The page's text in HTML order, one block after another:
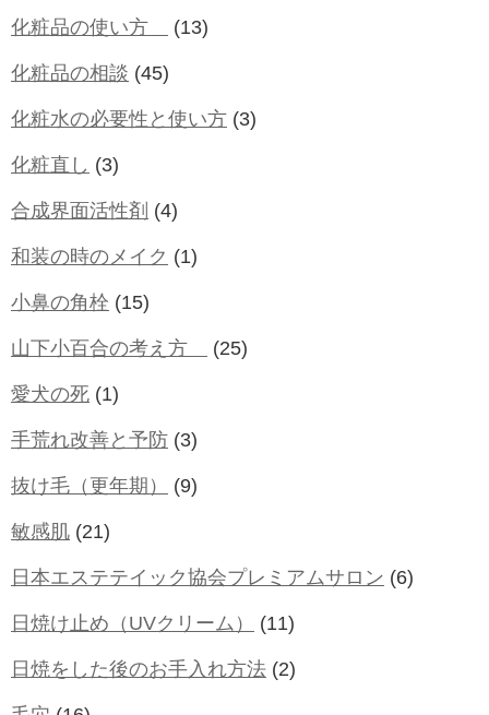
化粧品の使い方 (13)
化粧品の相談 (45)
化粧水の必要性と使い方 (3)
化粧直し (3)
合成界面活性剤 (4)
和装の時のメイク (1)
小鼻の角栓 (15)
山下小百合の考え方 (25)
愛犬の死 (1)
手荒れ改善と予防 (3)
抜け毛（更年期） (9)
敏感肌 (21)
日本エステテイック協会プレミアムサロン (6)
日焼け止め（UVクリーム） (11)
日焼をした後のお手入れ方法 (2)